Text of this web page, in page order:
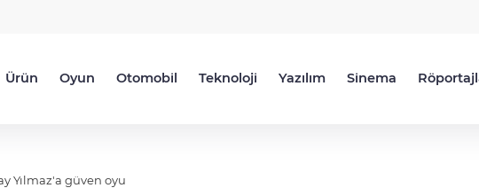
Ürün Oyun Otomobil Teknoloji Yazılım Sinema
Yılmaz'a güven oyu